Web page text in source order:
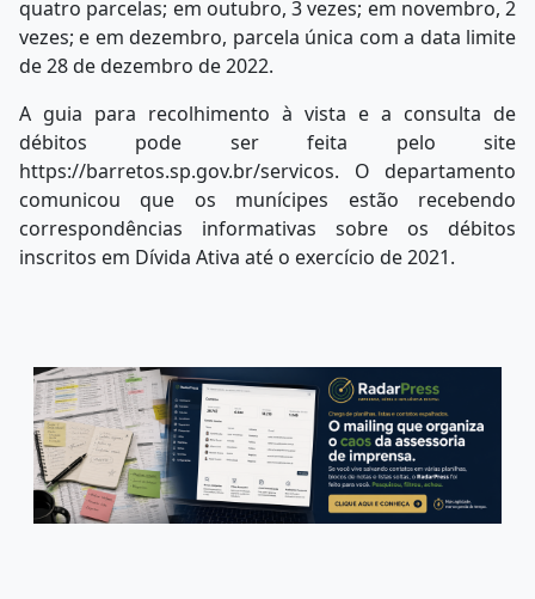
quatro parcelas; em outubro, 3 vezes; em novembro, 2
vezes; e em dezembro, parcela única com a data limite
de 28 de dezembro de 2022.
A guia para recolhimento à vista e a consulta de
débitos pode ser feita pelo site
https://barretos.sp.gov.br/servicos. O departamento
comunicou que os munícipes estão recebendo
correspondências informativas sobre os débitos
inscritos em Dívida Ativa até o exercício de 2021.